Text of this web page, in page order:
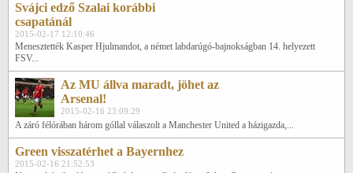
Svájci edző Szalai korábbi
csapatánál
2015-02-17 12:10:46
Menesztették Kasper Hjulmandot, a német labdarúgó-bajnokságban 14. helyezett
FSV...
Az MU állva maradt, jöhet az
Arsenal!
2015-02-16 23:09:29
A záró félórában három góllal válaszolt a Manchester United a házigazda,...
Green visszatérhet a Bayernhez
2015-02-16 21:52:53